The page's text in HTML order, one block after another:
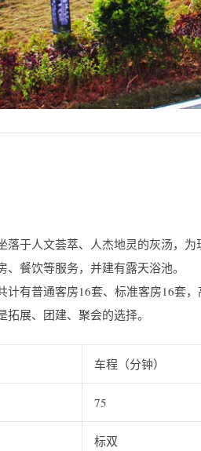
落于人文荟萃、人杰地灵的灰汤，
餐饮等服务，并建有露天浴池。
计有普通客房16套、标准客房16套
展、团建、聚会的选择。
车程（分钟）
75
标双